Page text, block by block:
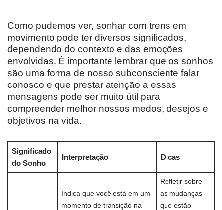
Como pudemos ver, sonhar com trens em
movimento pode ter diversos significados,
dependendo do contexto e das emoções
envolvidas. É importante lembrar que os sonhos
são uma forma de nosso subconsciente falar
conosco e que prestar atenção a essas
mensagens pode ser muito útil para
compreender melhor nossos medos, desejos e
objetivos na vida.
Significado
do Sonho
Interpretação Dicas
Indica que você está em um
momento de transição na
Refletir sobre
as mudanças
que estão